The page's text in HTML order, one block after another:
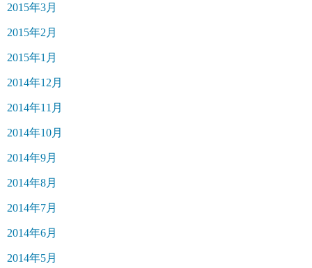
2015年3月
2015年2月
2015年1月
2014年12月
2014年11月
2014年10月
2014年9月
2014年8月
2014年7月
2014年6月
2014年5月